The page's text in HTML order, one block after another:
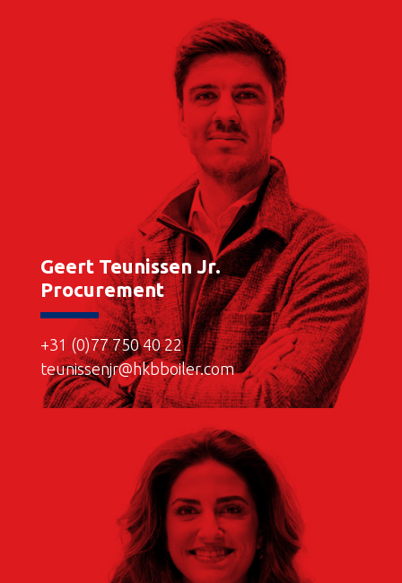
Geert Teunissen Jr.
Procurement
+31 (0)77 750 40 22
teunissenjr@hkbboiler.com